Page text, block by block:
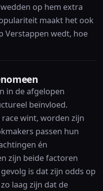
op hem extra
maakt het ook
Verstappen wedt, hoe
in de afgelopen
beïnvloed.
wint, worden zijn
passen hun
én
zijn beide factoren
is dat zijn odds op
laag zijn dat de